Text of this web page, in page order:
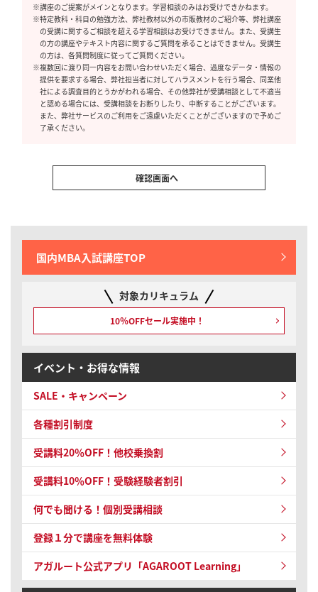
※講座のご提案がメインとなります。学習相談のみはお受けできかねます。
※特定教科・科目の勉強方法、弊社教材以外の市販教材のご紹介等、弊社講座
の受講に関するご相談を超える学習相談はお受けできません。また、受講生
の方の講座やテキスト内容に関するご質問を承ることはできません。受講生
の方は、各質問制度に従ってご質問ください。
※複数回に渡り同一内容をお問い合わせいただく場合、過度なデータ・情報の
提供を要求する場合、弊社担当者に対してハラスメントを行う場合、同業他
社による調査目的とうかがわれる場合、その他弊社が受講相談として不適当
と認める場合には、受講相談をお断りしたり、中断することがございます。
また、弊社サービスのご利用をご遠慮いただくことがございますので予めご
了承ください。
国内MBA入試講座TOP
対象カリキュラム
10％OFFセール実施中！
イベント・お得な情報
SALE・キャンペーン
各種割引制度
受講料20％OFF！他校乗換割
受講料10％OFF！ 受験経験者割引
何でも聞ける！個別受講相談
登録１分で講座を無料体験
アガルート公式アプリ「AGAROOT Learning」